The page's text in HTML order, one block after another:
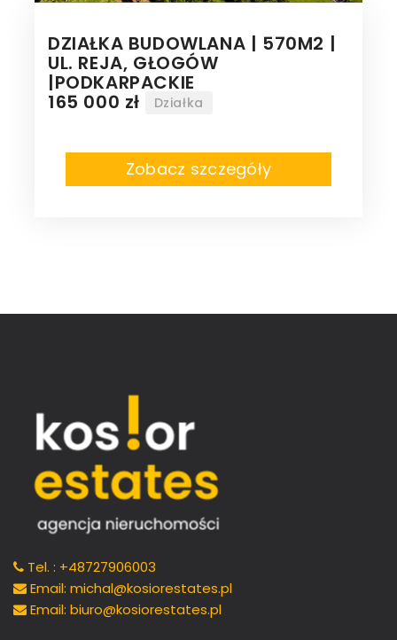
DZIAŁKA BUDOWLANA | 570M2 |
UL. REJA, GŁOGÓW
|PODKARPACKIE
165 000 zł Działka
Zobacz szczegóły
Tel. : +48727906003
Email: michal@kosiorestates.pl
Email: biuro@kosiorestates.pl